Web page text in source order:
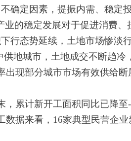
确定因素，提振内需、稳定
的稳定发展对于促进消费、
行态势延续，土地市场惨淡
地城市，土地成交不断趋
现部分城市市场有效供给
累计新开工面积同比已降
据来看，16家典型民营企